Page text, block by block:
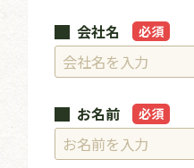
会社名 必須
お名前 必須